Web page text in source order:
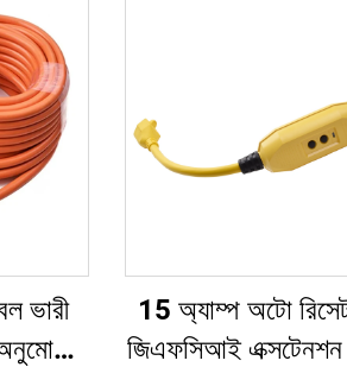
ভারী
15 অ্যাম্প অটো
জিএফসিআই এক্সটেনশন